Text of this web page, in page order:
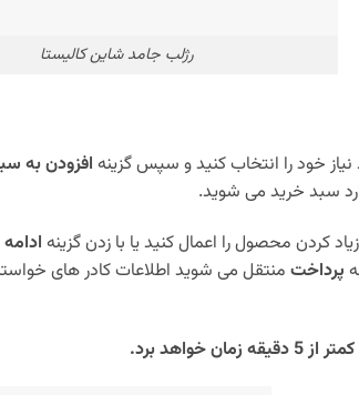
رژلب جامد شاین کالیستا
خود را انتخاب کنید و سپس گزینهافزودن به
سبد خرید می شوید.
کردن محصول را اعمال کنید یا با زدن گزینه
پرداختمنتقل می شوید اطلاعات کادر های
برد.